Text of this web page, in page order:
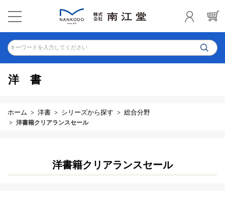
キーワードを入力してください
洋書
ホーム 洋書 シリーズから探す 総合分野
洋書籍クリアランスセール
洋書籍クリアランスセール